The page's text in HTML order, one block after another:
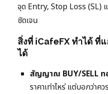
จุด Entry, Stop Loss (SL)
ชัดเจน
สิ่งที่ iCafeFX ทำได้ ที่
ได้
สัญญาณ BUY/SELL ท
ราคาเท่าไหร่ แต่บอกว่าค